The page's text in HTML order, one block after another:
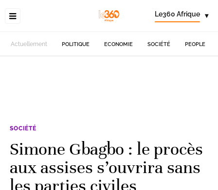
Le360 Afrique ▾
Actuellement POLITIQUE ECONOMIE SOCIÉTÉ PEOPLE
SOCIÉTÉ
Simone Gbagbo : le procès
aux assises s’ouvrira sans
les parties civiles